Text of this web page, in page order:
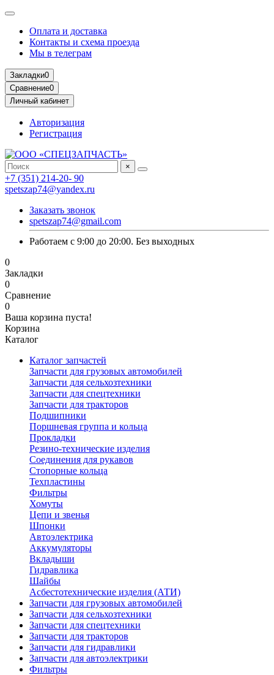
Оплата и доставка
Контакты и схема проезда
Мы в телеграм
Закладки0
Сравнение0
Личный кабинет
Авторизация
Регистрация
×
+7 (351) 214-20- 90
spetszap74@yandex.ru
Заказать звонок
spetszap74@gmail.com
Работаем с 9:00 до 20:00. Без выходных
0
Закладки
0
Сравнение
0
Ваша корзина пуста!
Корзина
Каталог
Каталог запчастей
Запчасти для грузовых автомобилей
Запчасти для сельхозтехники
Запчасти для спецтехники
Запчасти для тракторов
Подшипники
Поршневая группа и кольца
Прокладки
Резино-технические изделия
Соединения для рукавов
Стопорные кольца
Техпластины
Фильтры
Хомуты
Цепи и звенья
Шпонки
Автоэлектрика
Аккумуляторы
Вкладыши
Гидравлика
Шайбы
Асбестотехнические изделия (АТИ)
Запчасти для грузовых автомобилей
Запчасти для сельхозтехники
Запчасти для спецтехники
Запчасти для тракторов
Запчасти для гидравлики
Запчасти для автоэлектрики
Фильтры